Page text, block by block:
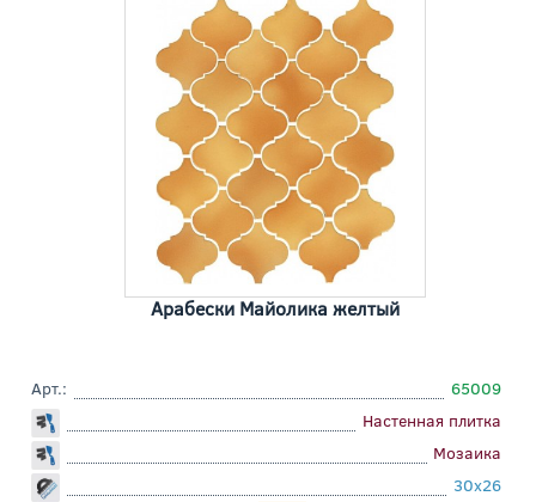
Арабески Майолика желтый
Арт.:
65009
Настенная плитка
Мозаика
30x26